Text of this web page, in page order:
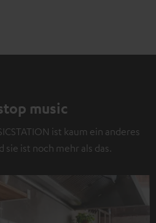
music
ist kaum ein anderes
sie ist noch mehr als das.